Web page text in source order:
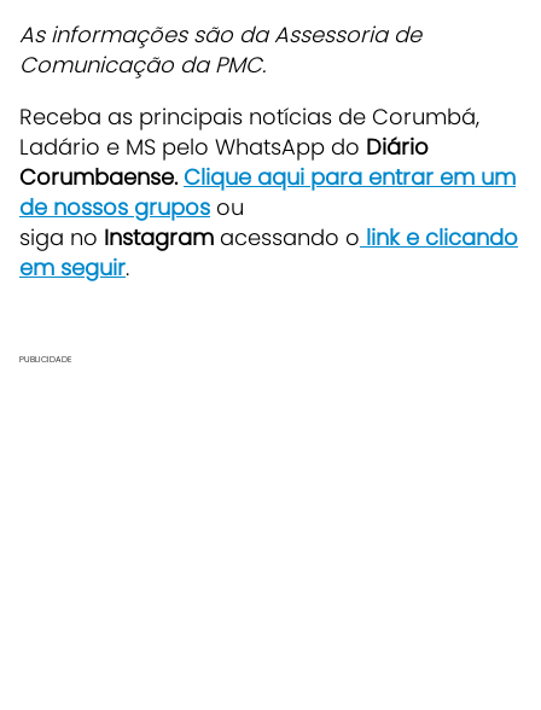
As informações são da Assessoria de
Comunicação da PMC.
Receba as principais notícias de Corumbá,
Ladário e MS pelo WhatsApp do Diário
Corumbaense.Clique aqui para entrar em um
de nossos grupos ou
siga no Instagram acessando o link e clicando
em seguir.
PUBLICIDADE